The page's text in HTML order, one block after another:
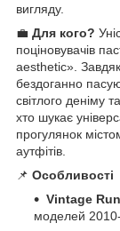
вигляду.
💼 Для кого?
поціновувачів
aesthetic».
бездоганно
світлого деніму
хто шукає
прогулянок
аутфітів.
📌 Особливості
Vintage
моделей 2010-